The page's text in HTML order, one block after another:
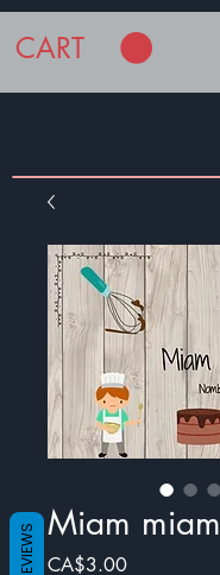
CART
Miam miam
CA$3.00Price
REVIEWS